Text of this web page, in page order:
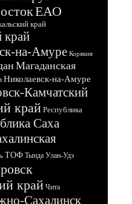
ЕАО
край
край
на-Амуре Корякия
Магаданская
Николаевск-на-Амуре
Камчатский
крайРеспублика
Саха
ТОФ Тында Улан-Удэ
край Чита
Сахалинск